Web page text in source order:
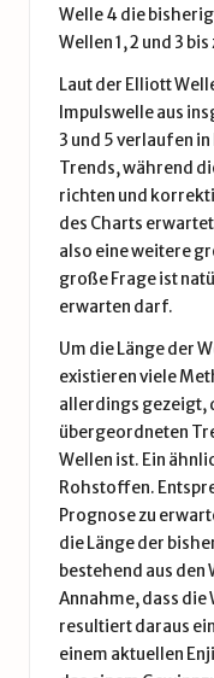
Welle 4 die
Wellen 1, 2 und 3
Laut der Elliott
Impulswelle aus
3 und 5 verlaufen
Trends, während
richten und
des Charts
also eine weitere
große Frage ist
erwarten darf.
Um die Länge der
existieren viele
allerdings gezeigt,
übergeordneten
Wellen ist. Ein
Rohstoffen.
Prognose zu
die Länge der
bestehend aus den
Annahme, dass die
resultiert daraus
einem aktuellen